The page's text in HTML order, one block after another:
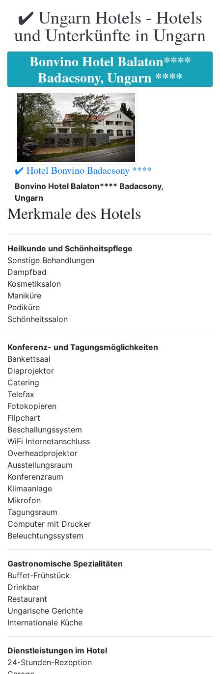
✔️ Ungarn Hotels - Hotels
und Unterkünfte in Ungarn
Bonvino Hotel Balaton****
Badacsony, Ungarn ****
✔️ Hotel Bonvino Badacsony ****
Bonvino Hotel Balaton**** Badacsony,
Ungarn
Merkmale des Hotels
Heilkunde und Schönheitspflege
Sonstige Behandlungen
Dampfbad
Kosmetiksalon
Maniküre
Pediküre
Schönheitssalon
Konferenz- und Tagungsmöglichkeiten
Bankettsaal
Diaprojektor
Catering
Telefax
Fotokopieren
Flipchart
Beschallungssystem
WiFi Internetanschluss
Overheadprojektor
Ausstellungsraum
Konferenzraum
Klimaanlage
Mikrofon
Tagungsraum
Computer mit Drucker
Beleuchtungssystem
Gastronomische Spezialitäten
Buffet-Frühstück
Drinkbar
Restaurant
Ungarische Gerichte
Internationale Küche
Dienstleistungen im Hotel
24-Stunden-Rezeption